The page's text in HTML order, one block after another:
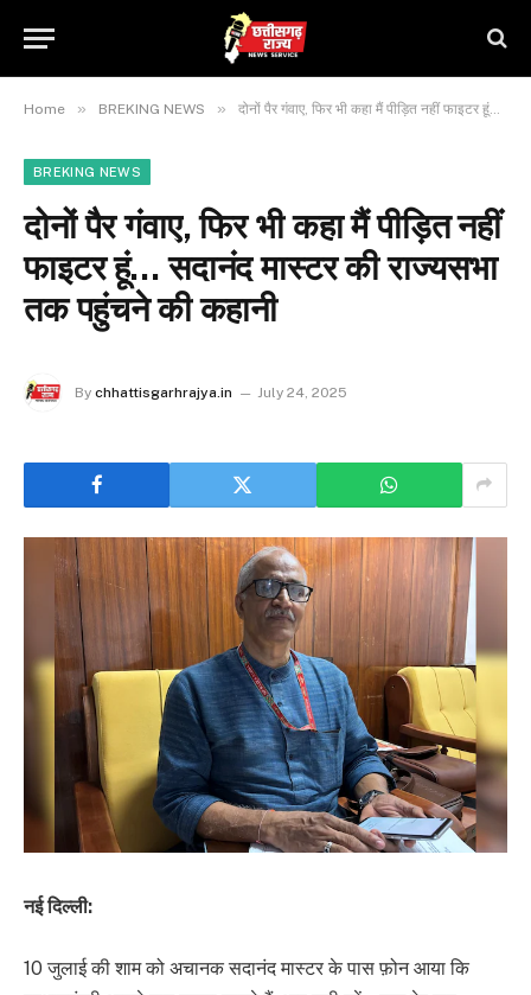
Home » BREKING NEWS » दोनों पैर गंवाए, फिर भी कहा मैं पीड़ित नहीं फाइटर हूं… सदानंद मास्टर की राज्यसभा तक पहुंचने की कहानी
BREKING NEWS
दोनों पैर गंवाए, फिर भी कहा मैं पीड़ित नहीं
फाइटर हूं… सदानंद मास्टर की राज्यसभा
तक पहुंचने की कहानी
By chhattisgarhrajya.in July 24, 2025
नई दिल्ली:
10 जुलाई की शाम को अचानक सदानंद मास्टर के पास फ़ोन आया कि